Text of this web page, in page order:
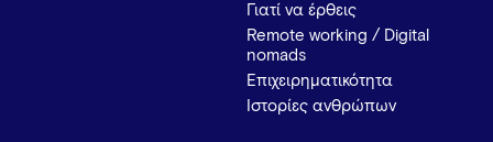
Γιατί να έρθεις
Remote working / Digital
nomads
Επιχειρηματικότητα
Ιστορίες ανθρώπων